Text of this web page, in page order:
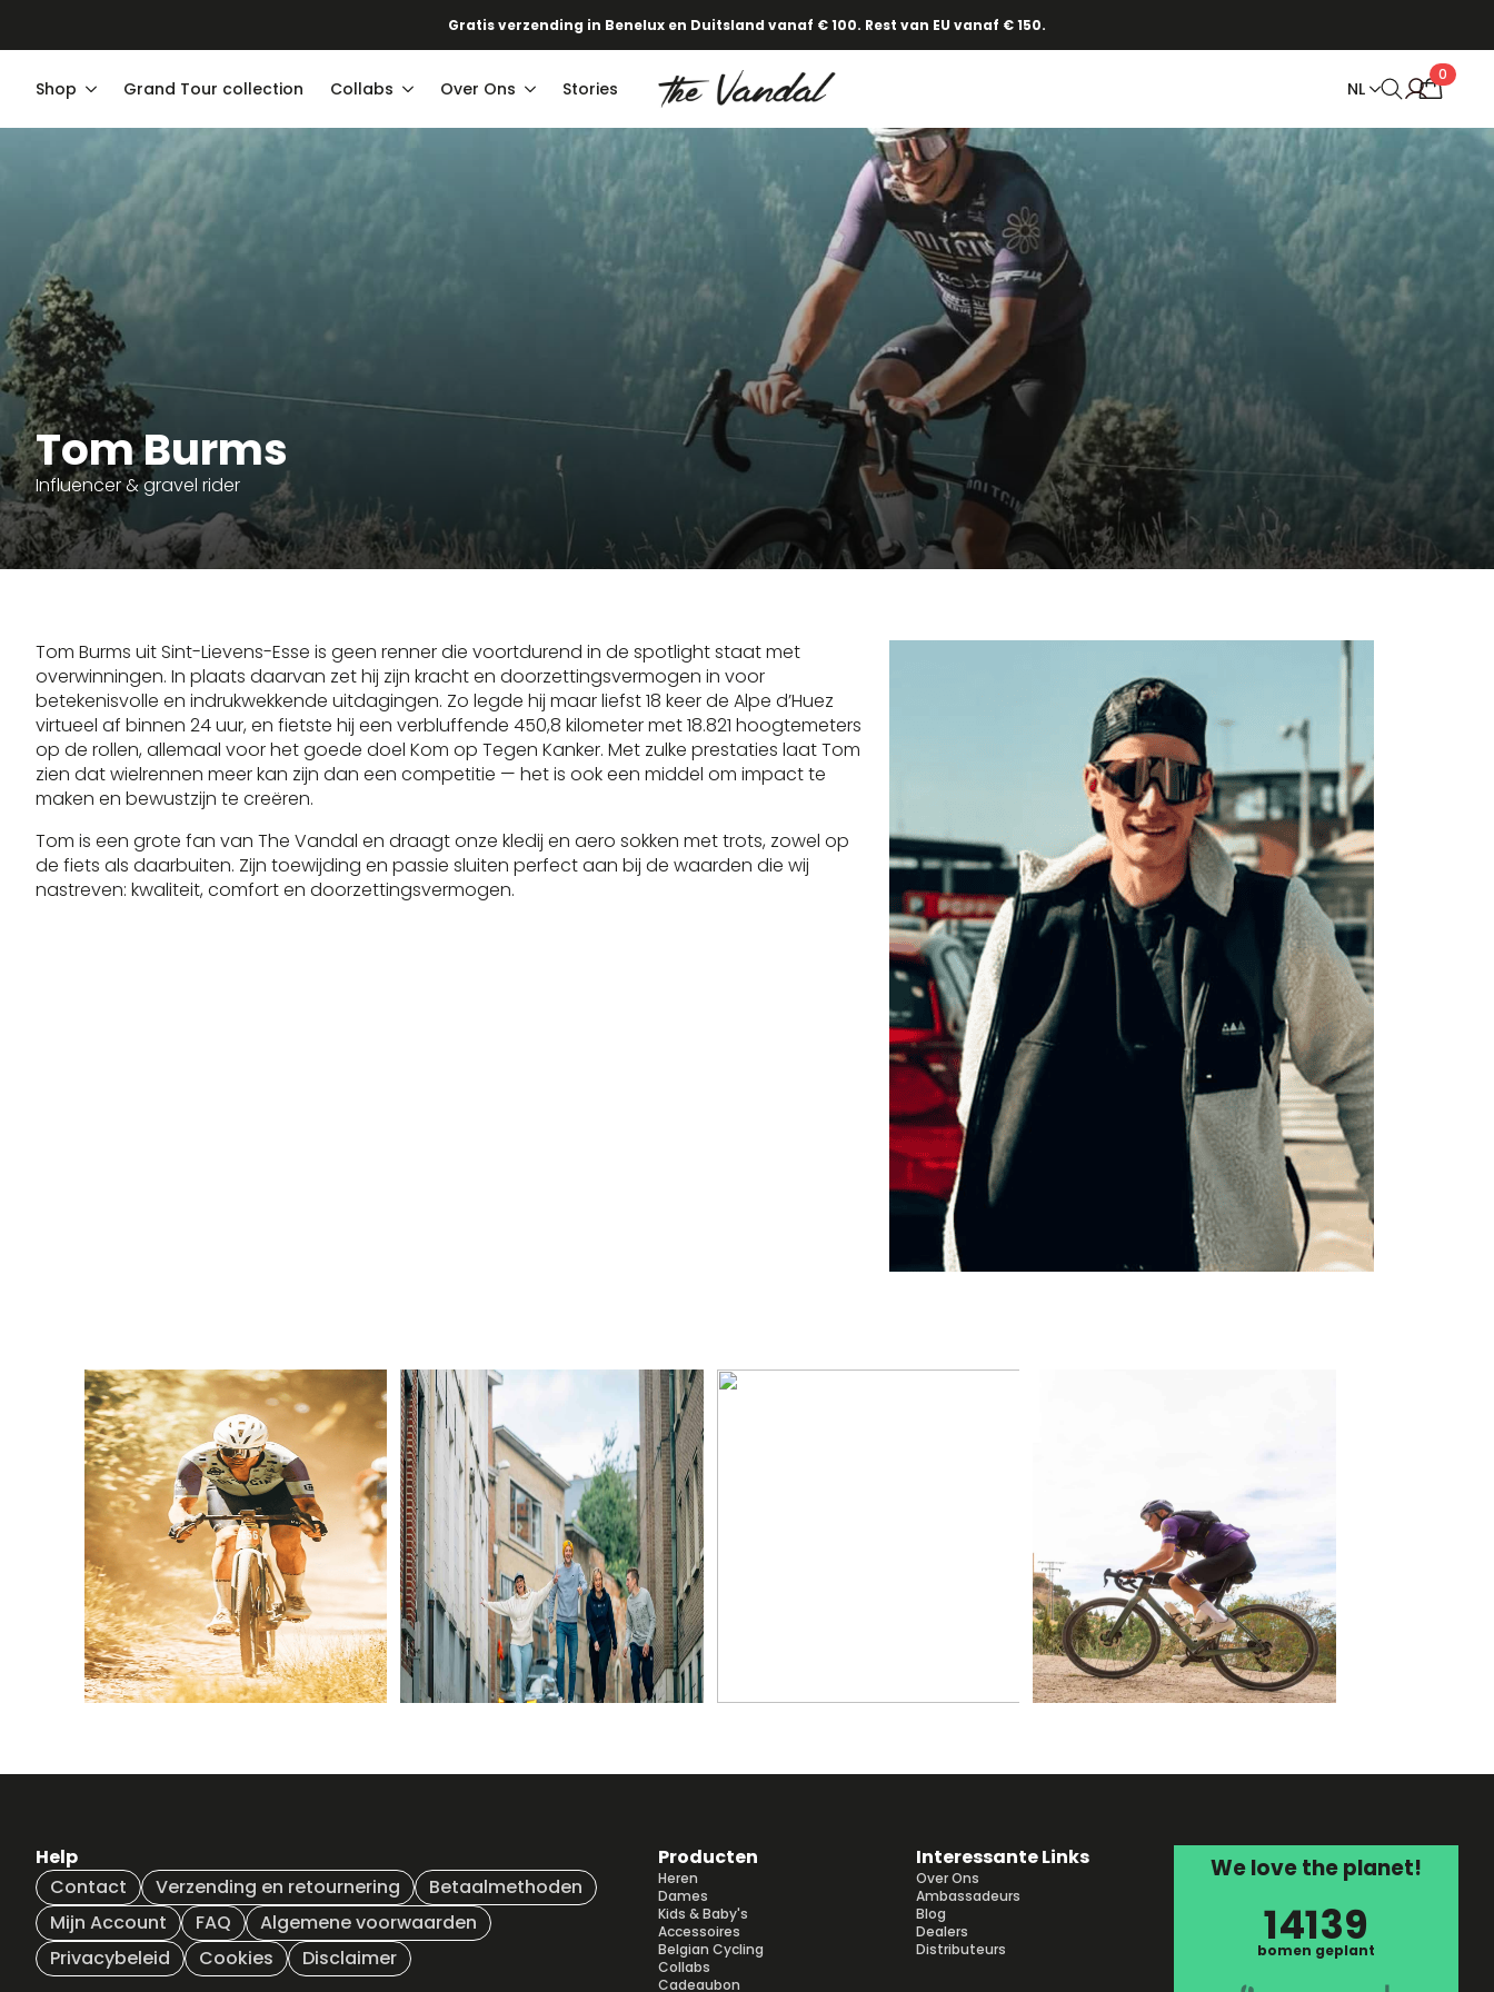
Gratis verzending in Benelux en Duitsland vanaf € 100. Rest van EU vanaf € 150.
Onze nieuwe Lente/Zomercollectie staat online! · Ontdek het hier.
Shop Grand Tour collection Collabs Over Ons Stories NL
0
Tom Burms
Influencer & gravel rider
Tom Burms uit Sint-Lievens-Esse is geen renner die voortdurend in de spotlight staat met
overwinningen. In plaats daarvan zet hij zijn kracht en doorzettingsvermogen in voor
betekenisvolle en indrukwekkende uitdagingen. Zo legde hij maar liefst 18 keer de Alpe d’Huez
virtueel af binnen 24 uur, en fietste hij een verbluffende 450,8 kilometer met 18.821 hoogtemeters
op de rollen, allemaal voor het goede doel Kom op Tegen Kanker. Met zulke prestaties laat Tom
zien dat wielrennen meer kan zijn dan een competitie — het is ook een middel om impact te
maken en bewustzijn te creëren.
Tom is een grote fan van The Vandal en draagt onze kledij en aero sokken met trots, zowel op
de fiets als daarbuiten. Zijn toewijding en passie sluiten perfect aan bij de waarden die wij
nastreven: kwaliteit, comfort en doorzettingsvermogen.
Help
Contact
Verzending en retournering
Betaalmethoden
Mijn Account
FAQ
Algemene voorwaarden
Privacybeleid
Cookies Disclaimer
Producten
Heren
Dames
Kids & Baby's
Accessoires
Belgian Cycling
Collabs
Cadeaubon
Interessante Links
Over Ons
Ambassadeurs
Blog
Dealers
Distributeurs
We love the planet!
14139
bomen geplant